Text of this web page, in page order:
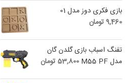
بازی فکری دوز مدل 01
9,460تومان
تفنگ اسباب بازی گلدن گان
مدل M55 PF
53,800تومان